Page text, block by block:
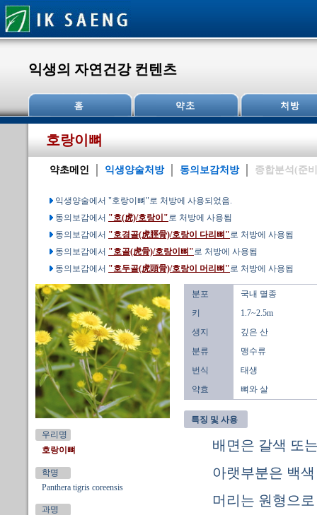
익생의 자연건강 컨텐츠
호랑이뼈
약초메인 익생양술처방 동의보감처방 종합분석(준
익생양술에서 "호랑이뼈"로 처방에 사용되었음.
동의보감에서 "호(虎)/호랑이"로 처방에 사용됨
동의보감에서 "호경골(虎脛骨)/호랑이 다리뼈"로 처방에 사용됨
동의보감에서 "호골(虎骨)/호랑이뼈"로 처방에 사용됨
동의보감에서 "호두골(虎頭骨)/호랑이 머리뼈"로 처방에 사용됨
우리명
호랑이뼈
학명
Panthera tigris coreensis
과명
분포
국내 멸종
키
1.7~2.5m
생지
깊은 산
분류
맹수류
번식
태생
약효
뼈와 살
특징 및 사용
배면은 갈색 또
아랫부분은 백
머리는 원형으